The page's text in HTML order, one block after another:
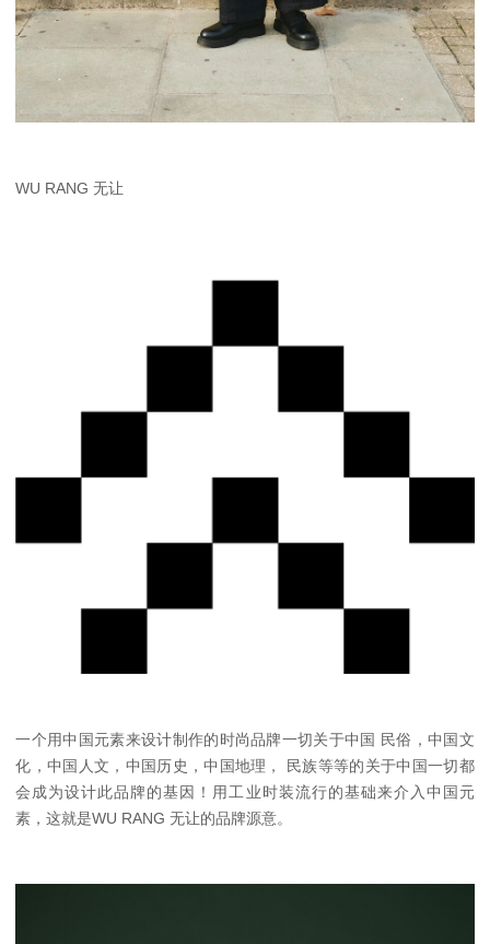
WU RANG ⽆让
⼀个⽤中国元素来设计制作的时尚品牌⼀切关于中国 ⺠俗，中国⽂
化，中国⼈⽂，中国历史，中国地理， ⺠族等等的关于中国⼀切都
会成为设计此品牌的基因！⽤⼯业时装流⾏的基础来介⼊中国元
素，这就是WU RANG ⽆让的品牌源意。